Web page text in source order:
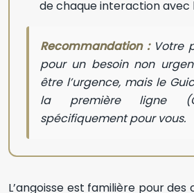
de chaque interaction avec
Recommandation :Votre
pour un besoin non
être l’urgence, mais le
la première ligne
spécifiquement pour vous.
L’angoisse est familière pour